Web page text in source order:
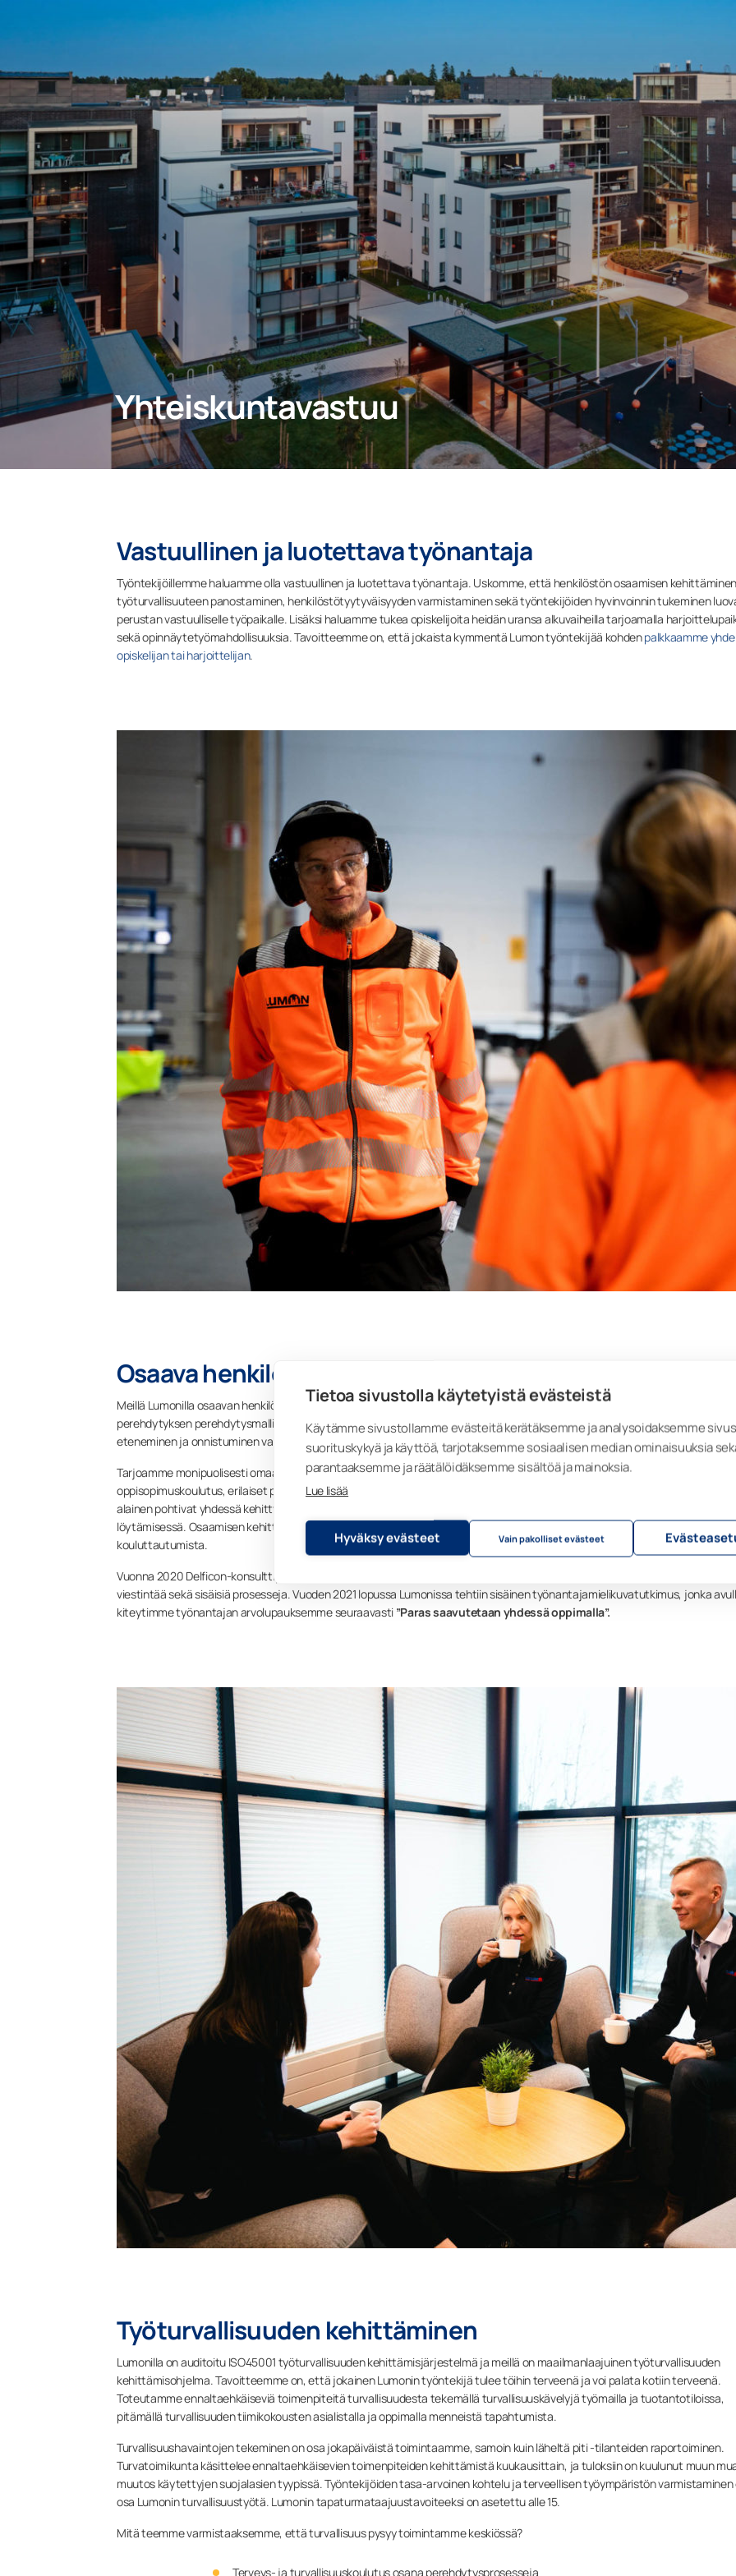
Tietoa sivustolla käytetyistä evästeistä
Käytämme sivustollamme evästeitä kerätäksemme ja analysoidaksemme
suorituskykyä ja käyttöä, tarjotaksemme sosiaalisen median ominaisuuksia
parantaaksemme ja räätälöidäksemme sisältöä ja mainoksia.
Lue lisää
Hyväksy evästeet Vain pakolliset evästeet
Yhteiskuntavastuu
Vastuullinen ja luotettava työnantaja
Työntekijöillemme haluamme olla vastuullinen ja luotettava työnantaja. Uskomme, että henkilöstön osaamisen
työturvallisuuteen panostaminen, henkilöstötyytyväisyyden varmistaminen sekä työntekijöiden hyvinvoinnin tukeminen
perustan vastuulliselle työpaikalle. Lisäksi haluamme tukea opiskelijoita heidän uransa alkuvaiheilla tarjoamalla
sekä opinnäytetyömahdollisuuksia. Tavoitteemme on, että jokaista kymmentä Lumon työntekijää kohdenpalkkaamme
opiskelijan tai harjoittelijan.
Osaava henkilöstö
Meillä Lumonilla osaavan henkilöstön kivijalka on hyvä perehdytys. Jo rekrytointivaiheessa esimies suunnittelee uuden
perehdytyksen perehdytysmalliemme mukaisesti, jotka on määritelty kaikille suurimmille henkilöstöryhmillemme.
eteneminen ja onnistuminen varmistetaan säännöllisillä palautekeskusteluilla.
Tarjoamme monipuolisesti omaa ammatillista ja urapolun kehittymistä tukevaa koulutusta. Koulutustarjoomaamme kuuluu
oppisopimuskoulutus, erilaiset pätevyydet, tuotekoulutus ja kielikoulutus. Vuosittain pidettävissä kehityskeskusteluissa
alainen pohtivat yhdessä kehittymis- ja koulutustarpeita ja henkilöstöosasto tukee tarvittaessa oikeanlaisen
löytämisessä. Osaamisen kehittäminen voi olla myös työssäoppimista, uuden työntekijän mentorointi tai omaehtoista
kouluttautumista.
Vuonna 2020 Delficon-konsulttiyritys teki meillä yrityskulttuuritutkimuksen, jonka tulokset auttoivat meitä parantamaan
viestintää sekä sisäisiä prosesseja. Vuoden 2021 lopussa Lumonissa tehtiin sisäinen työnantajamielikuvatutkimus, jonka
kiteytimme työnantajan arvolupauksemme seuraavasti ”Paras saavutetaan yhdessä oppimalla”.
Työturvallisuuden kehittäminen
Lumonilla on auditoitu ISO45001 työturvallisuuden kehittämisjärjestelmä ja meillä on maailmanlaajuinen työturvallisuuden
kehittämisohjelma. Tavoitteemme on, että jokainen Lumonin työntekijä tulee töihin terveenä ja voi palata kotiin terveenä.
Toteutamme ennaltaehkäiseviä toimenpiteitä turvallisuudesta tekemällä turvallisuuskävelyjä työmailla ja tuotantotiloissa,
pitämällä turvallisuuden tiimikokousten asialistalla ja oppimalla menneistä tapahtumista.
Turvallisuushavaintojen tekeminen on osa jokapäiväistä toimintaamme, samoin kuin läheltä piti -tilanteiden raportoiminen.
Turvatoimikunta käsittelee ennaltaehkäisevien toimenpiteiden kehittämistä kuukausittain, ja tuloksiin on kuulunut muun
muutos käytettyjen suojalasien tyypissä. Työntekijöiden tasa-arvoinen kohtelu ja terveellisen työympäristön varmistaminen
osa Lumonin turvallisuustyötä. Lumonin tapaturmataajuustavoiteeksi on asetettu alle 15.
Mitä teemme varmistaaksemme, että turvallisuus pysyy toimintamme keskiössä?
Terveys- ja turvallisuuskoulutus osana perehdytysprosesseja